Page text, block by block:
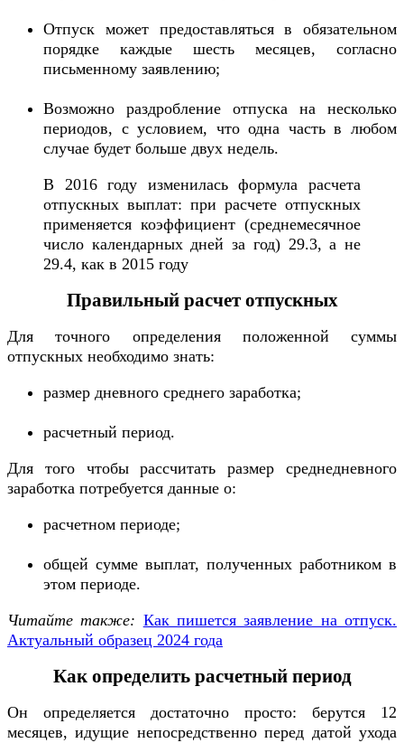
Отпуск может предоставляться в обязательном
порядке каждые шесть месяцев, согласно
письменному заявлению;
Возможно раздробление отпуска на несколько
периодов, с условием, что одна часть в любом
случае будет больше двух недель.
В 2016 году изменилась формула расчета
отпускных выплат: при расчете отпускных
применяется коэффициент (среднемесячное
число календарных дней за год) 29.3, а не
29.4, как в 2015 году
Правильный расчет отпускных
Для точного определения положенной суммы
отпускных необходимо знать:
размер дневного среднего заработка;
расчетный период.
Для того чтобы рассчитать размер среднедневного
заработка потребуется данные о:
расчетном периоде;
общей сумме выплат, полученных работником в
этом периоде.
Читайте также: Как пишется заявление на отпуск.
Актуальный образец 2024 года
Как определить расчетный период
Он определяется достаточно просто: берутся 12
месяцев, идущие непосредственно перед датой ухода